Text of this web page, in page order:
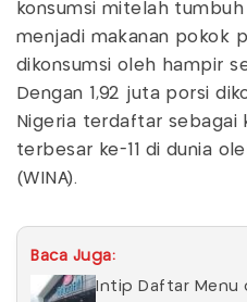
konsumsi mitelah tumbuh
menjadi makanan pokok
dikonsumsi oleh hampir
Dengan 1,92 juta porsi
Nigeria terdaftar sebagai
terbesar ke-11 di dunia
(WINA).
Baca Juga:
Intip Daftar Menu